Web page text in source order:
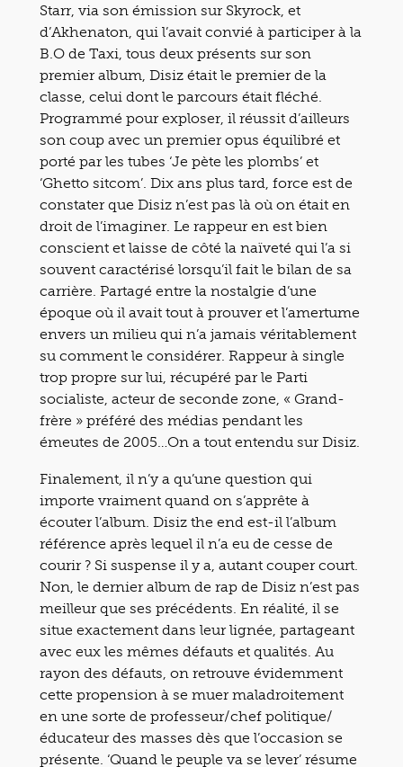
Starr, via son émission sur Skyrock, et
d’Akhenaton, qui l’avait convié à participer à la
B.O de Taxi, tous deux présents sur son
premier album, Disiz était le premier de la
classe, celui dont le parcours était fléché.
Programmé pour exploser, il réussit d’ailleurs
son coup avec un premier opus équilibré et
porté par les tubes ‘Je pète les plombs’ et
‘Ghetto sitcom’. Dix ans plus tard, force est de
constater que Disiz n’est pas là où on était en
droit de l’imaginer. Le rappeur en est bien
conscient et laisse de côté la naïveté qui l’a si
souvent caractérisé lorsqu’il fait le bilan de sa
carrière. Partagé entre la nostalgie d’une
époque où il avait tout à prouver et l’amertume
envers un milieu qui n’a jamais véritablement
su comment le considérer. Rappeur à single
trop propre sur lui, récupéré par le Parti
socialiste, acteur de seconde zone, « Grand-
frère » préféré des médias pendant les
émeutes de 2005…On a tout entendu sur Disiz.
Finalement, il n’y a qu’une question qui
importe vraiment quand on s’apprête à
écouter l’album. Disiz the end est-il l’album
référence après lequel il n’a eu de cesse de
courir ? Si suspense il y a, autant couper court.
Non, le dernier album de rap de Disiz n’est pas
meilleur que ses précédents. En réalité, il se
situe exactement dans leur lignée, partageant
avec eux les mêmes défauts et qualités. Au
rayon des défauts, on retrouve évidemment
cette propension à se muer maladroitement
en une sorte de professeur/chef politique/
éducateur des masses dès que l’occasion se
présente. ‘Quand le peuple va se lever’ résume